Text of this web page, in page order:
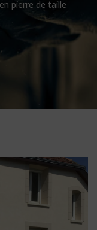
pierre de taille